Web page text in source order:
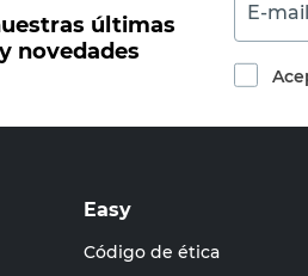
últimas
novedades
E-mail
Easy
Código de ética